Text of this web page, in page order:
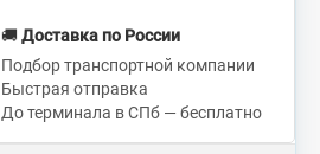
🚚 Доставка по России
Подбор транспортной компании
Быстрая отправка
До терминала в СПб — бесплатно